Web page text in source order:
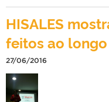
HISALES
feitos ao
27/06/2016